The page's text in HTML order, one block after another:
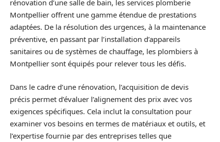
rénovation d’une salle de bain, les services plomberie
Montpellier offrent une gamme étendue de prestations
adaptées. De la résolution des urgences, à la maintenance
préventive, en passant par l’installation d’appareils
sanitaires ou de systèmes de chauffage, les plombiers à
Montpellier sont équipés pour relever tous les défis.
Dans le cadre d’une rénovation, l’acquisition de devis
précis permet d’évaluer l’alignement des prix avec vos
exigences spécifiques. Cela inclut la consultation pour
examiner vos besoins en termes de matériaux et outils, et
l’expertise fournie par des entreprises telles que